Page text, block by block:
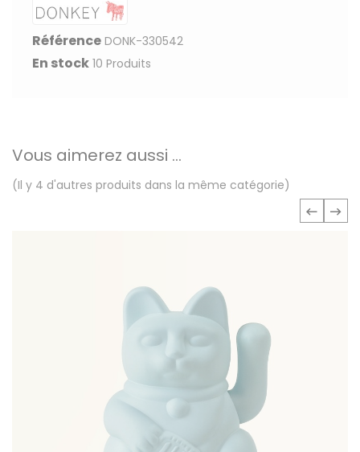
Référence DONK-330542
En stock 10 Produits
Vous aimerez aussi ...
(Il y 4 d'autres produits dans la même catégorie)